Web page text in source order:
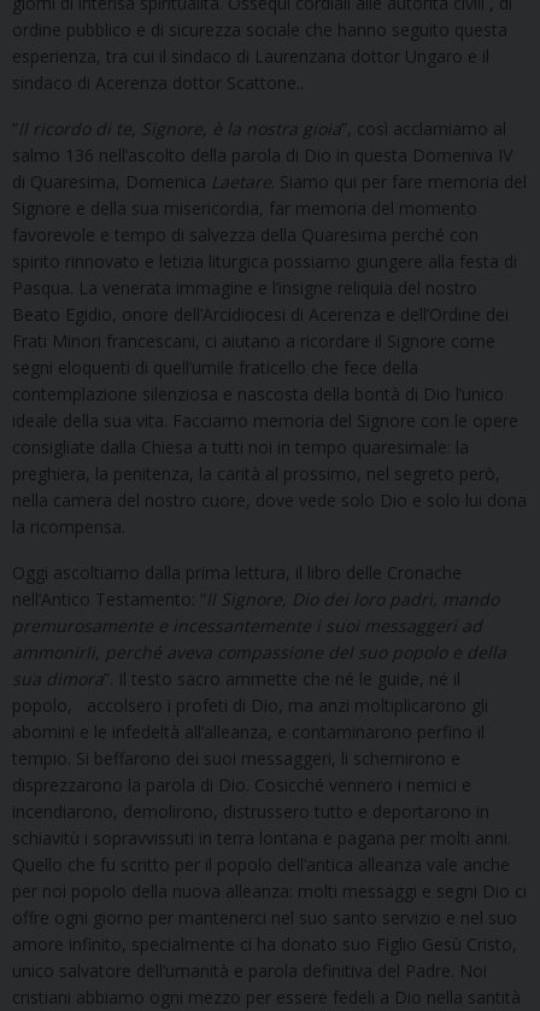
ordine pubblico e di sicurezza sociale che hanno seguito questa
esperienza, tra cui il sindaco di Laurenzana dottor Ungaro e il
sindaco di Acerenza dottor Scattone..
“Il ricordo di te, Signore, è la nostra gioia”, così acclamiamo al
salmo 136 nell’ascolto della parola di Dio in questa Domeniva IV
di Quaresima, Domenica Laetare . Siamo qui per fare memoria del
Signore e della sua misericordia, far memoria del momento
favorevole e tempo di salvezza della Quaresima perché con
spirito rinnovato e letizia liturgica possiamo giungere alla festa di
Pasqua. La venerata immagine e l’insigne reliquia del nostro
Beato Egidio, onore dell’Arcidiocesi di Acerenza e dell’Ordine dei
Frati Minori francescani, ci aiutano a ricordare il Signore come
segni eloquenti di quell’umile fraticello che fece della
contemplazione silenziosa e nascosta della bontà di Dio l’unico
ideale della sua vita. Facciamo memoria del Signore con le opere
consigliate dalla Chiesa a tutti noi in tempo quaresimale: la
preghiera, la penitenza, la carità al prossimo, nel segreto però,
nella camera del nostro cuore, dove vede solo Dio e solo lui dona
la ricompensa.
Oggi ascoltiamo dalla prima lettura, il libro delle Cronache
nell’Antico Testamento: “Il Signore, Dio dei loro padri, mando
premurosamente e incessantemente i suoi messaggeri ad
ammonirli, perché aveva compassione del suo popolo e della
sua dimora”. Il testo sacro ammette che né le guide, né il
popolo, accolsero i profeti di Dio, ma anzi moltiplicarono gli
abomini e le infedeltà all’alleanza, e contaminarono perfino il
tempio. Si beffarono dei suoi messaggeri, li schernirono e
disprezzarono la parola di Dio. Cosicché vennero i nemici e
incendiarono, demolirono, distrussero tutto e deportarono in
schiavitù i sopravvissuti in terra lontana e pagana per molti anni.
Quello che fu scritto per il popolo dell’antica alleanza vale anche
per noi popolo della nuova alleanza: molti messaggi e segni Dio ci
offre ogni giorno per mantenerci nel suo santo servizio e nel suo
amore infinito, specialmente ci ha donato suo Figlio Gesù Cristo,
unico salvatore dell’umanità e parola definitiva del Padre. Noi
cristiani abbiamo ogni mezzo per essere fedeli a Dio nella santità